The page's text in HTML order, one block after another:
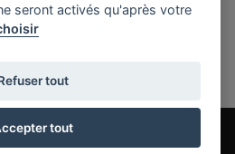
clic
seront activés qu'après votre
tout
tout